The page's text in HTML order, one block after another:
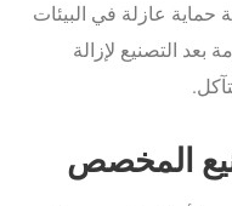
حماية عازلة في البيئات
بعد التصنيع لإزالة
المخصص